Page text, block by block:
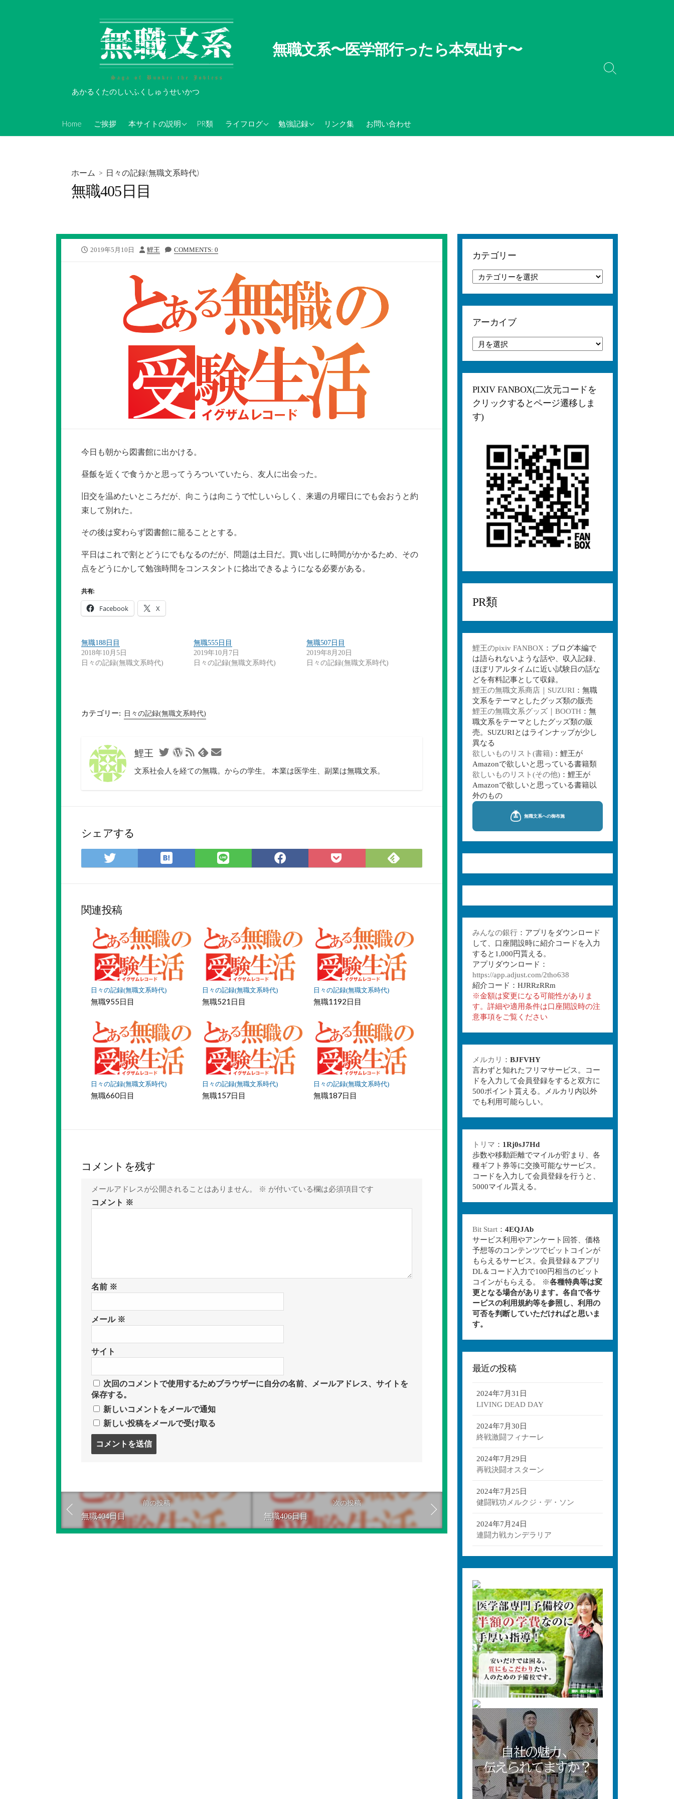
無職文系〜医学部行ったら本気出す〜
あかるくたのしいふくしゅうせいかつ
Home ご挨拶 本サイトの説明
About Koi-Oh
ト情報
無職文系ツイキャス情報
PR類 ライフログ
無職文系100の懸念勉強記録
TOEIC関連記録リンク集 お問い合わせ
検
ホーム > 日々の記録(無職文系時代)
無職405日目
公
2019年5月10日
投
鯉王 COMMENTS: 0
今日も朝から図書館に出かける。
昼飯を近くで食うかと思ってうろついていたら、友人に出会った。
旧交を温めたいところだが、向こうは向こうで忙しいらしく、来週の月曜日にでも会おうと約
束して別れた。
その後は変わらず図書館に籠ることとする。
平日はこれで割とどうにでもなるのだが、問題は土日だ。買い出しに時間がかかるため、その
点をどうにかして勉強時間をコンスタントに捻出できるようになる必要がある。
共有:
Facebook X
無職188日目
2018年10月5日
日々の記録(無職文系時代)
無職555日目
2019年10月7日
日々の記録(無職文系時代)
無職507日目
2019年8月20日
日々の記録(無職文系時代)
カテゴリー: 日々の記録(無職文系時代)
鯉王 TwitterWordPress
RSS
ィ
Feedlyお
い
ム
文系社会人を経ての無職。からの学生。 本業は医学生、副業は無職文系。
シェアする
Twitter
で
ア
は
て
マ
ー
ク
に
保
LINE
で
Facebook
で
Pocket
に
Feedly
で
関連投稿
日々の記録(無職文系時代)
無職955日目
日々の記録(無職文系時代)
無職521日目
日々の記録(無職文系時代)
無職1192日目
日々の記録(無職文系時代)
無職660日目
日々の記録(無職文系時代)
無職157日目
日々の記録(無職文系時代)
無職187日目
コメントを残す
メールアドレスが公開されることはありません。 ※ が付いている欄は必須項目です
コメント ※
名前 ※
メール ※
サイト
次回のコメントで使用するためブラウザーに自分の名前、メールアドレス、サイトを
保存する。
新しいコメントをメールで通知
新しい投稿をメールで受け取る
る
前の投稿
無職404日目
次の投稿
無職406日目
カテゴリー
カ
テ
ゴ
リ
アーカイブ
ー
カ
イ
PIXIV FANBOX(二次元コードを
クリックするとページ遷移しま
す)
PR類
鯉王のpixiv FANBOX ：ブログ本編で
は語られないような話や、収入記録、
ほぼリアルタイムに近い試験日の話な
どを有料記事として収録。
鯉王の無職文系商店｜SUZURI ：無職
文系をテーマとしたグッズ類の販売
鯉王の無職文系グッズ｜BOOTH ：無
職文系をテーマとしたグッズ類の販
売。SUZURIとはラインナップが少し
異なる
欲しいものリスト(書籍) ：鯉王が
Amazonで欲しいと思っている書籍類
欲しいものリスト(その他) ：鯉王が
Amazonで欲しいと思っている書籍以
外のもの
みんなの銀行 ：アプリをダウンロード
して、口座開設時に紹介コードを入力
すると1,000円貰える。
アプリダウンロード：
https://app.adjust.com/2tho638
紹介コード：HJRRzRRm
※金額は変更になる可能性がありま
す。詳細や適用条件は口座開設時の注
意事項をご覧ください
メルカリ ： BJFVHY
言わずと知れたフリマサービス。コー
ドを入力して会員登録をすると双方に
500ポイント貰える。メルカリ内以外
でも利用可能らしい。
トリマ ： 1Rj0sJ7Hd
歩数や移動距離でマイルが貯まり、各
種ギフト券等に交換可能なサービス。
コードを入力して会員登録を行うと、
5000マイル貰える。
Bit Start ： 4EQJAb
サービス利用やアンケート回答、価格
予想等のコンテンツでビットコインが
もらえるサービス。会員登録＆アプリ
DL＆コード入力で100円相当のビット
コインがもらえる。 ※各種特典等は変
更となる場合があります。各自で各サ
ービスの利用規約等を参照し、利用の
可否を判断していただければと思いま
す。
最近の投稿
2024年7月31日
LIVING DEAD DAY
2024年7月30日
終戦激闘フィナーレ
2024年7月29日
再戦決闘オスターン
2024年7月25日
健闘戦功メルクジ・デ・ソン
2024年7月24日
連闘力戦カンデラリア